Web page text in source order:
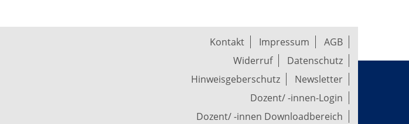
Kontakt Impressum
AGB
Widerruf
Datenschutz
Hinweisgeberschutz
Newsletter
Dozent/ -innen-Login
Dozent/ -innen Downloadbereich